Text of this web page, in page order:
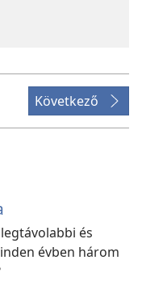
Következő
és
évben három